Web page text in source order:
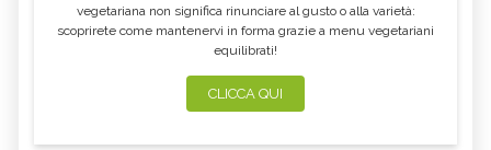
vegetariana non significa rinunciare al gusto o alla varietà:
scoprirete come mantenervi in forma grazie a menu vegetariani
equilibrati!
CLICCA QUI